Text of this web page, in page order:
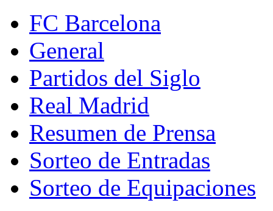
FC Barcelona
General
Partidos del Siglo
Real Madrid
Resumen de Prensa
Sorteo de Entradas
Sorteo de Equipaciones